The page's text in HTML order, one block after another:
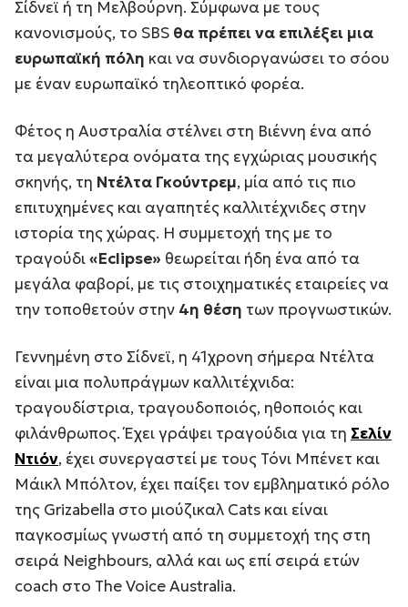
Σίδνεϊ ή τη Μελβούρνη. Σύμφωνα με τους
κανονισμούς, το SBS θα πρέπει να επιλέξει μια
ευρωπαϊκή πόλη και να συνδιοργανώσει το σόου
με έναν ευρωπαϊκό τηλεοπτικό φορέα.
Φέτος η Αυστραλία στέλνει στη Βιέννη ένα από
τα μεγαλύτερα ονόματα της εγχώριας μουσικής
σκηνής, τη Ντέλτα Γκούντρεμ, μία από τις πιο
επιτυχημένες και αγαπητές καλλιτέχνιδες στην
ιστορία της χώρας. Η συμμετοχή της με το
τραγούδι«Eclipse» θεωρείται ήδη ένα από τα
μεγάλα φαβορί, με τις στοιχηματικές εταιρείες να
την τοποθετούν στην 4η θέση των προγνωστικών.
Γεννημένη στο Σίδνεϊ, η 41χρονη σήμερα Ντέλτα
είναι μια πολυπράγμων καλλιτέχνιδα:
τραγουδίστρια, τραγουδοποιός, ηθοποιός και
φιλάνθρωπος. Έχει γράψει τραγούδια για τη Σελίν
Ντιόν, έχει συνεργαστεί με τους Τόνι Μπένετ και
Μάικλ Μπόλτον, έχει παίξει τον εμβληματικό ρόλο
της Grizabella στο μιούζικαλ Cats και είναι
παγκοσμίως γνωστή από τη συμμετοχή της στη
σειρά Neighbours, αλλά και ως επί σειρά ετών
coach στο The Voice Australia.